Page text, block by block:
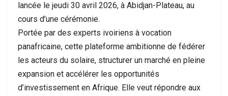
lancée le jeudi 30 avril 2026, à Abidjan-Plateau, au
cours d’une cérémonie.
Portée par des experts ivoiriens à vocation
panafricaine, cette plateforme ambitionne de fédérer
les acteurs du solaire, structurer un marché en pleine
expansion et accélérer les opportunités
d’investissement en Afrique. Elle veut répondre aux